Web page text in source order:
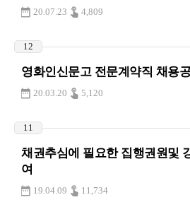
20.07.23 4,809
12
영화인신문고 전문계약직 채용
20.03.20 5,120
11
채권추심에 필요한 집행권원및
여
19.04.09 11,734